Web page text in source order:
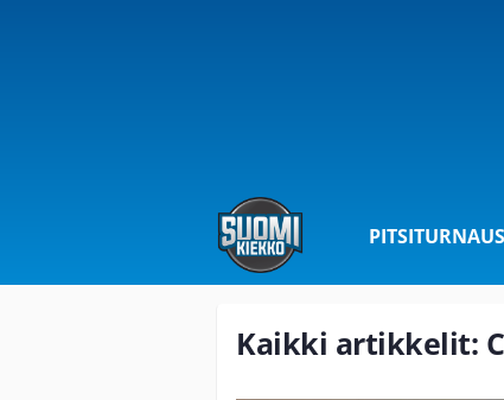
PITSITURNAUS
Kaikki artikkelit: